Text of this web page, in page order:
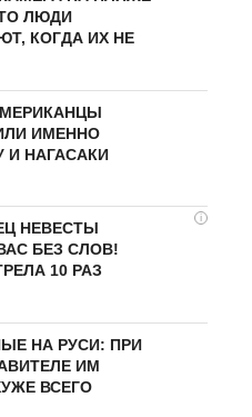
ЛЮДИ
КОГДА ИХ НЕ
ИМЕННО
И НАГАСАКИ
i
НЕВЕСТЫ
БЕЗ СЛОВ!
10 РАЗ
НА РУСИ: ПРИ
ИМ
ВСЕГО